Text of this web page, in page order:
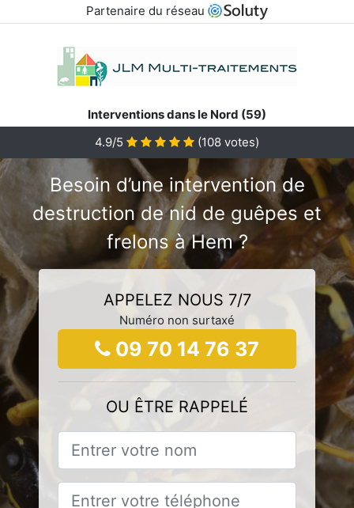
Partenaire du réseau
Interventions dans le Nord (59)
4.9/5
(108 votes)
Besoin d’une intervention de
destruction de nid de guêpes et
frelons à Hem ?
APPELEZ NOUS 7/7
Numéro non surtaxé
09 70 14 76 37
OU ÊTRE RAPPELÉ